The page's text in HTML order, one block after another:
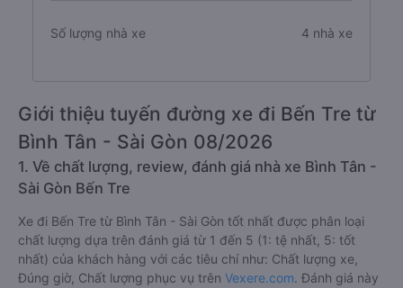
Số lượng nhà xe 4 nhà xe
Giới thiệu tuyến đường xe đi Bến Tre từ
Bình Tân - Sài Gòn 08/2026
1. Về chất lượng, review, đánh giá nhà xe Bình Tân -
Sài Gòn Bến Tre
Xe đi Bến Tre từ Bình Tân - Sài Gòn tốt nhất được phân loại
chất lượng dựa trên đánh giá từ 1 đến 5 (1: tệ nhất, 5: tốt
nhất) của khách hàng với các tiêu chí như: Chất lượng xe,
Đúng giờ, Chất lượng phục vụ trên Vexere.com. Đánh giá này